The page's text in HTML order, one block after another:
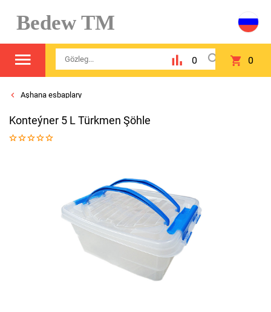
Bedew TM
0 0
Aşhana esbaplary
Konteýner 5 L Türkmen Şöhle